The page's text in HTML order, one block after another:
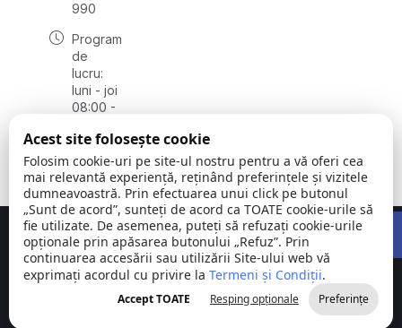
990
Program
de
lucru:
luni - joi
08:00 -
vineri
08:00 -
14:00
Comuna
Stejaru |
județul Tulcea
©
2026
Toate
drepturile
rezervate
Concept realizat deBig Media Relații Publice SRL
Acest site folosește cookie
Folosim cookie-uri pe site-ul nostru pentru a vă oferi cea
mai relevantă experiență, reținând preferințele și vizitele
dumneavoastră. Prin efectuarea unui click pe butonul
„Sunt de acord”, sunteți de acord ca TOATE cookie-urile să
fie utilizate. De asemenea, puteți să refuzați cookie-urile
opționale prin apăsarea butonului „Refuz”. Prin
continuarea accesării sau utilizării Site-ului web vă
exprimați acordul cu privire la Termeni și Condiții.
Accept TOATE Resping opționale Preferințe